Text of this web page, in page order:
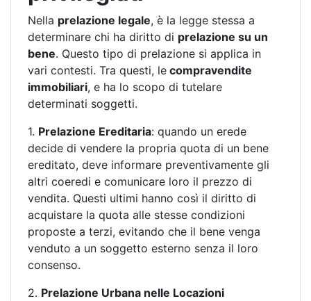
Nella prelazione legale, è la legge stessa a
determinare chi ha diritto di prelazione su un
bene. Questo tipo di prelazione si applica in
vari contesti. Tra questi, le compravendite
immobiliari, e ha lo scopo di tutelare
determinati soggetti.
1. Prelazione Ereditaria: quando un erede
decide di vendere la propria quota di un bene
ereditato, deve informare preventivamente gli
altri coeredi e comunicare loro il prezzo di
vendita. Questi ultimi hanno così il diritto di
acquistare la quota alle stesse condizioni
proposte a terzi, evitando che il bene venga
venduto a un soggetto esterno senza il loro
consenso.
2. Prelazione Urbana nelle Locazioni